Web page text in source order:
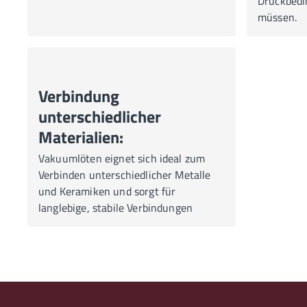
müssen.
Verbindung
unterschiedlicher
Materialien:
Vakuumlöten eignet sich ideal zum
Verbinden unterschiedlicher Metalle
und Keramiken und sorgt für
langlebige, stabile Verbindungen